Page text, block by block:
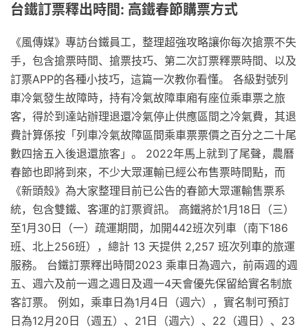
台鐵訂票釋出時間: 高鐵春節購票方式
《風傳媒》專訪台鐵員工，整理超強攻略讓你每次搶票不失
手，包含搶票時間、搶票技巧、第二次訂票釋票時間、以及
訂票APP的各種小技巧，這篇一次教你看懂。 各級對號列
車冷氣發生故障時，持有冷氣故障車廂有座位乘車票之旅
客，得於到達站辦理退還冷氣停止供應區間之冷氣費，其退
費計算係按「列車冷氣故障區間乘車票票價之百分之二十尾
數四捨五入後退還旅客」。 2022年馬上就到了尾聲，農曆
春節也即將到來，不少大眾運輸已經公布售票時間點，而
《新頭殼》為大家整理目前已公告的春節大眾運輸售票系
統，包含雙鐵、客運的訂票資訊。 高鐵將於1月18日（三）
至1月30日（一）疏運期間，加開442班次列車（南下186
班、北上256班），總計 13 天提供 2,257 班次列車的旅運
服務。 台鐵訂票釋出時間2023 乘車日為週六，前兩週的週
五、週六及前一週之週日及週一4天會優先保留給實名制旅
客訂票。 例如，乘車日為1月4日（週六），實名制可預訂
日為12月20日（週五）、21日（週六）、22（週日）、23